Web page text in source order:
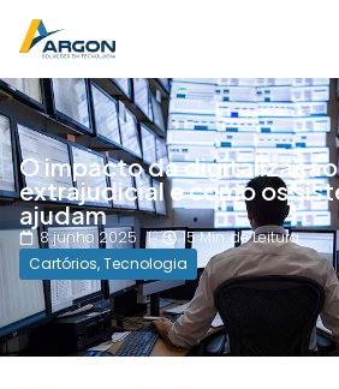
O impacto da
extrajudicial e como os
ajudam
8 junho 2025
15 Min. de Leitura
Cartórios,Tecnologia